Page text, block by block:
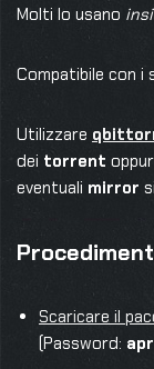
Molti lo usano
Compatibile con i
Utilizzare
dei torrent
eventuali mirror
Scaricare il
(Password: